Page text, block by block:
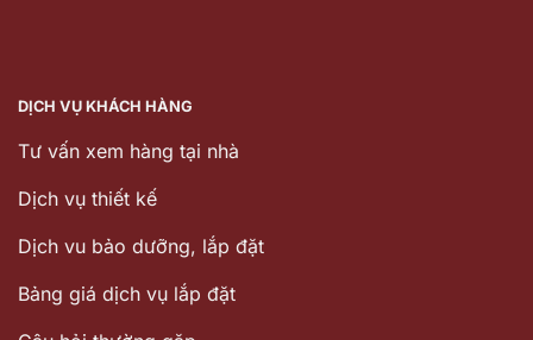
DỊCH VỤ KHÁCH HÀNG
Tư vấn xem hàng tại nhà
Dịch vụ thiết kế
Dịch vu bảo dưỡng, lắp đặt
Bảng giá dịch vụ lắp đặt